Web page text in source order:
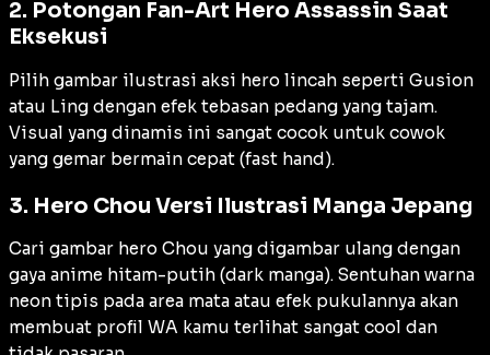
2. Potongan Fan-Art Hero Assassin Saat
Eksekusi
Pilih gambar ilustrasi aksi hero lincah seperti Gusion
atau Ling dengan efek tebasan pedang yang tajam.
Visual yang dinamis ini sangat cocok untuk cowok
yang gemar bermain cepat (fast hand).
3. Hero Chou Versi Ilustrasi Manga Jepang
Cari gambar hero Chou yang digambar ulang dengan
gaya anime hitam-putih (dark manga). Sentuhan warna
neon tipis pada area mata atau efek pukulannya akan
membuat profil WA kamu terlihat sangat cool dan